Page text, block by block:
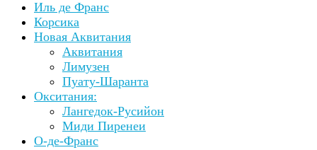
Иль де Франс
Корсика
Новая Аквитания
Аквитания
Лимузен
Пуату-Шаранта
Окситания:
Лангедок-Русийон
Миди Пиренеи
О-де-Франс